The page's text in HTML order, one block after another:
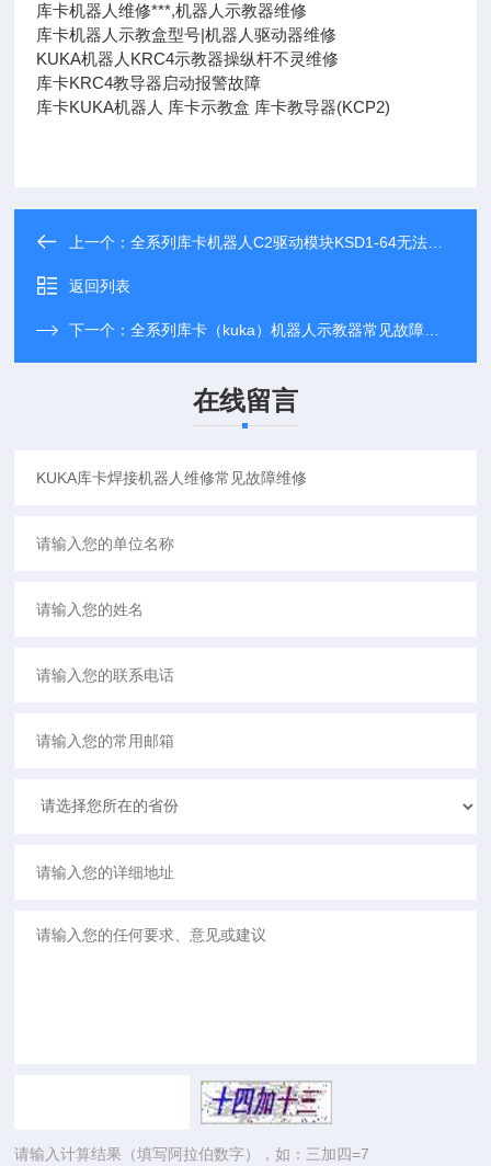
库卡机器人维修***,机器人示教器维修
库卡机器人示教盒型号|机器人驱动器维修
KUKA机器人KRC4示教器操纵杆不灵维修
库卡KRC4教导器启动报警故障
库卡KUKA机器人 库卡示教盒 库卡教导器(KCP2)
上一个：全系列库卡机器人C2驱动模块KSD1-64无法通讯维修
返回列表
下一个：全系列库卡（kuka）机器人示教器常见故障维修
在线留言
请输入计算结果（填写阿拉伯数字），如：三加四=7